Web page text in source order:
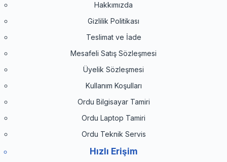
Hakkımızda
Gizlilik Politikası
Teslimat ve İade
Mesafeli Satış Sözleşmesi
Üyelik Sözleşmesi
Kullanım Koşulları
Ordu Bilgisayar Tamiri
Ordu Laptop Tamiri
Ordu Teknik Servis
Hızlı Erişim